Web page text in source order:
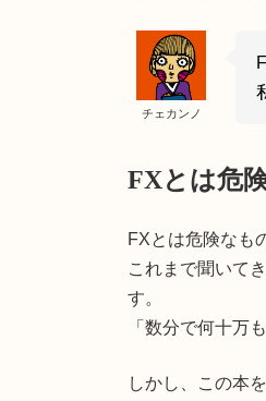
チェカンノ
FXとは危
FXとは危険なも
これまで聞いて
す。
「数分で何十万
しかし、この本